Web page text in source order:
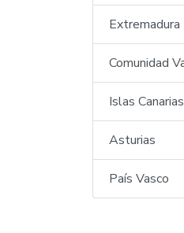
Extremadura
Comunidad
Islas Canarias
Asturias
País Vasco